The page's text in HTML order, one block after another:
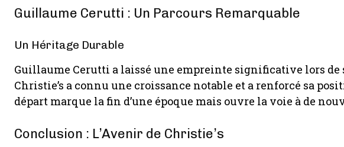
Guillaume Cerutti : Un Parcours Remarquable
Un Héritage Durable
Guillaume Cerutti a laissé une empreinte significative lors de
Christie’s a connu une croissance notable et a renforcé sa
départ marque la fin d’une époque mais ouvre la voie à de
Conclusion : L’Avenir de Christie’s